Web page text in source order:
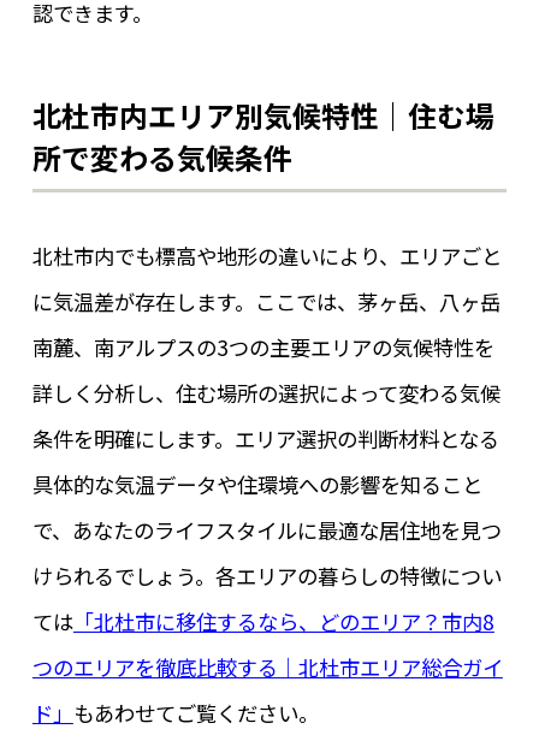
認できます。
北杜市内エリア別気候特性｜住む場
所で変わる気候条件
北杜市内でも標高や地形の違いにより、エリアごと
に気温差が存在します。ここでは、茅ヶ岳、八ヶ岳
南麓、南アルプスの3つの主要エリアの気候特性を
詳しく分析し、住む場所の選択によって変わる気候
条件を明確にします。エリア選択の判断材料となる
具体的な気温データや住環境への影響を知ること
で、あなたのライフスタイルに最適な居住地を見つ
けられるでしょう。各エリアの暮らしの特徴につい
ては「北杜市に移住するなら、どのエリア？市内8
つのエリアを徹底比較する｜北杜市エリア総合ガイ
ド」 もあわせてご覧ください。